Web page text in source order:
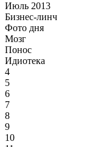
Июль 2013
Бизнес-линч
Фото дня
Мозг
Понос
Идиотека
4
5
6
7
8
9
10